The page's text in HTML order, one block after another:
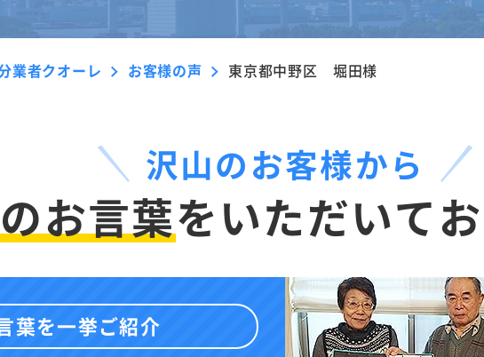
業者クオーレ お客様の声 東京都中野区 堀田様
沢山のお客様から
お言葉をいただいて
葉を一挙ご紹介